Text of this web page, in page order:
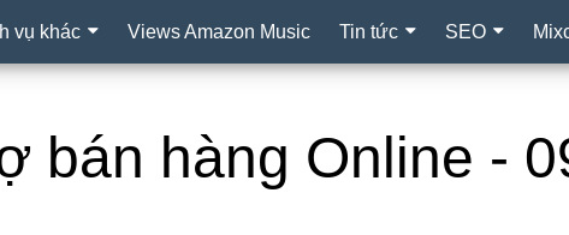
vụ khác Views Amazon Music Tin tức SEO
bán hàng Online -